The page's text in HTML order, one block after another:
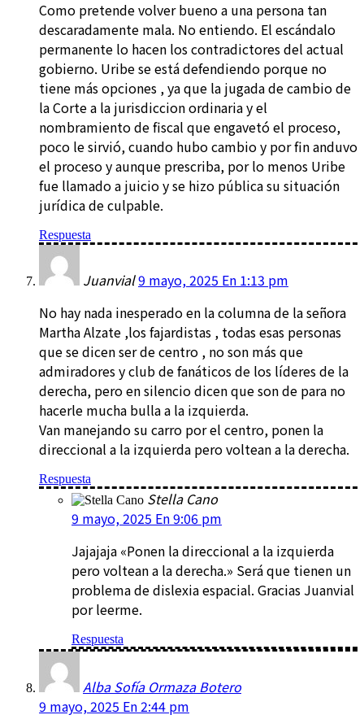
Como pretende volver bueno a una persona tan
descaradamente mala. No entiendo. El escándalo
permanente lo hacen los contradictores del actual
gobierno. Uribe se está defendiendo porque no
tiene más opciones , ya que la jugada de cambio de
la Corte a la jurisdiccion ordinaria y el
nombramiento de fiscal que engavetó el proceso,
poco le sirvió, cuando hubo cambio y por fin anduvo
el proceso y aunque prescriba, por lo menos Uribe
fue llamado a juicio y se hizo pública su situación
jurídica de culpable.
Respuesta
Juanvial9 mayo, 2025 En 1:13 pm
No hay nada inesperado en la columna de la señora
Martha Alzate ,los fajardistas , todas esas personas
que se dicen ser de centro , no son más que
admiradores y club de fanáticos de los líderes de la
derecha, pero en silencio dicen que son de para no
hacerle mucha bulla a la izquierda.
Van manejando su carro por el centro, ponen la
direccional a la izquierda pero voltean a la derecha.
Respuesta
Stella Cano
9 mayo, 2025 En 9:06 pm
Jajajaja «Ponen la direccional a la izquierda
pero voltean a la derecha.» Será que tienen un
problema de dislexia espacial. Gracias Juanvial
por leerme.
Respuesta
Alba Sofía Ormaza Botero
9 mayo, 2025 En 2:44 pm